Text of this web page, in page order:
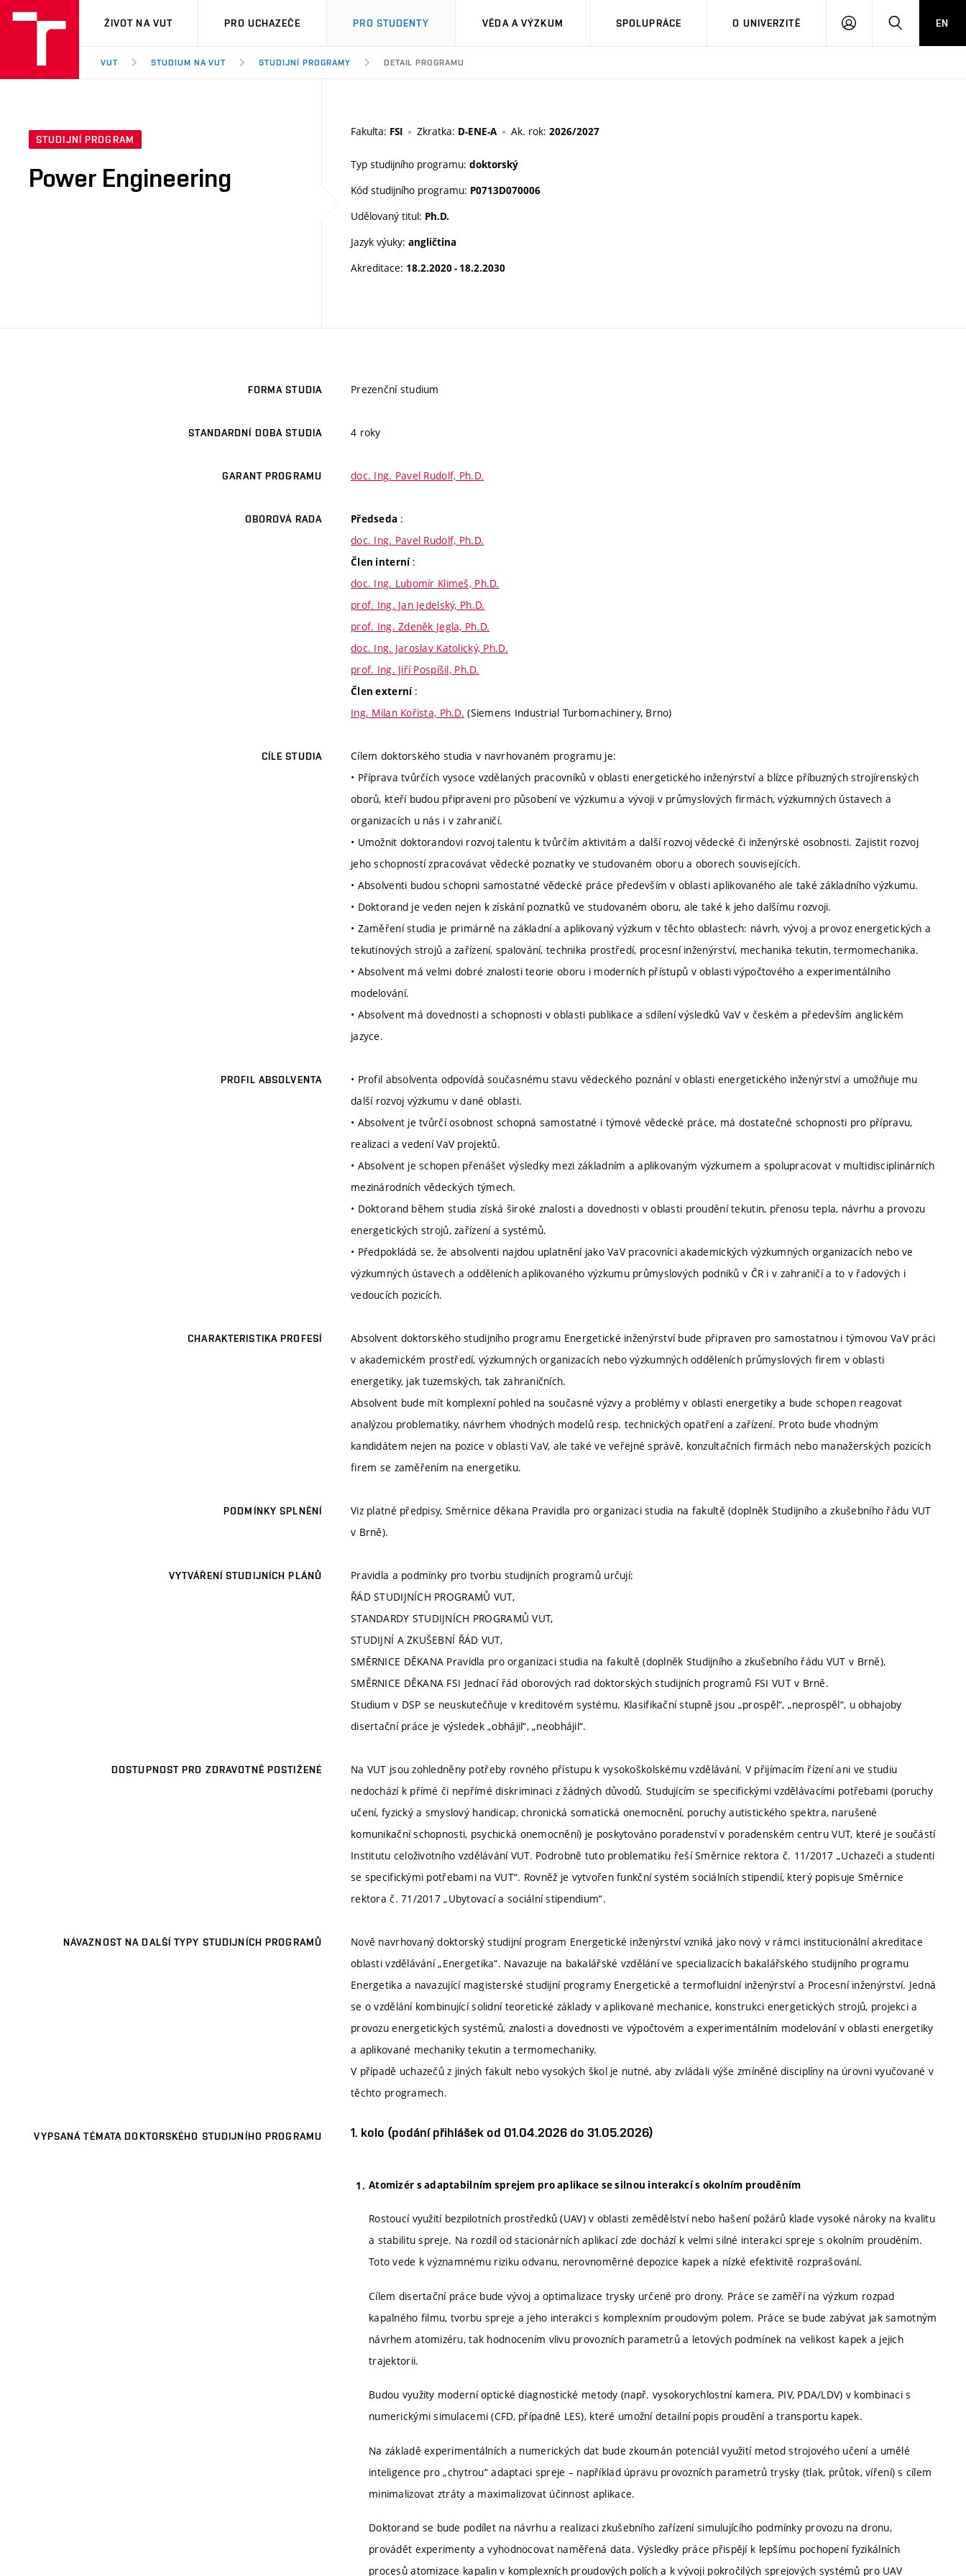
VUT
ŽIVOT NA VUT PRO UCHAZEČE PRO STUDENTY VĚDA A VÝZKUM SPOLUPRÁCE O UNIVERZITĚ
PŘIHLÁSIT HLEDATEN
VUT STUDIUM NA VUT STUDIJNÍ PROGRAMY DETAIL PROGRAMU
STUDIJNÍ PROGRAM
Power Engineering
Fakulta: FSI Zkratka: D-ENE-A Ak. rok: 2026/2027
Typ studijního programu: doktorský
Kód studijního programu: P0713D070006
Udělovaný titul: Ph.D.
Jazyk výuky: angličtina
Akreditace: 18.2.2020 - 18.2.2030
FORMA STUDIA Prezenční studium
STANDARDNÍ DOBA STUDIA 4 roky
GARANT PROGRAMU doc. Ing. Pavel Rudolf, Ph.D.
OBOROVÁ RADA Předseda :
doc. Ing. Pavel Rudolf, Ph.D.
Člen interní :
doc. Ing. Lubomír Klimeš, Ph.D.
prof. Ing. Jan Jedelský, Ph.D.
prof. Ing. Zdeněk Jegla, Ph.D.
doc. Ing. Jaroslav Katolický, Ph.D.
prof. Ing. Jiří Pospíšil, Ph.D.
Člen externí :
Ing. Milan Kořista, Ph.D. (Siemens Industrial Turbomachinery, Brno)
CÍLE STUDIA
Cílem doktorského studia v navrhovaném programu je:
• Příprava tvůrčích vysoce vzdělaných pracovníků v oblasti energetického inženýrství a blízce příbuzných strojírenských
oborů, kteří budou připraveni pro působení ve výzkumu a vývoji v průmyslových firmách, výzkumných ústavech a
organizacích u nás i v zahraničí.
• Umožnit doktorandovi rozvoj talentu k tvůrčím aktivitám a další rozvoj vědecké či inženýrské osobnosti. Zajistit rozvoj
jeho schopností zpracovávat vědecké poznatky ve studovaném oboru a oborech souvisejících.
• Absolventi budou schopni samostatné vědecké práce především v oblasti aplikovaného ale také základního výzkumu.
• Doktorand je veden nejen k získání poznatků ve studovaném oboru, ale také k jeho dalšímu rozvoji.
• Zaměření studia je primárně na základní a aplikovaný výzkum v těchto oblastech: návrh, vývoj a provoz energetických a
tekutinových strojů a zařízení, spalování, technika prostředí, procesní inženýrství, mechanika tekutin, termomechanika.
• Absolvent má velmi dobré znalosti teorie oboru i moderních přístupů v oblasti výpočtového a experimentálního
modelování.
• Absolvent má dovednosti a schopnosti v oblasti publikace a sdílení výsledků VaV v českém a především anglickém
jazyce.
PROFIL ABSOLVENTA
• Profil absolventa odpovídá současnému stavu vědeckého poznání v oblasti energetického inženýrství a umožňuje mu
další rozvoj výzkumu v dané oblasti.
• Absolvent je tvůrčí osobnost schopná samostatné i týmové vědecké práce, má dostatečné schopnosti pro přípravu,
realizaci a vedení VaV projektů.
• Absolvent je schopen přenášet výsledky mezi základním a aplikovaným výzkumem a spolupracovat v multidisciplinárních
mezinárodních vědeckých týmech.
• Doktorand během studia získá široké znalosti a dovednosti v oblasti proudění tekutin, přenosu tepla, návrhu a provozu
energetických strojů, zařízení a systémů.
• Předpokládá se, že absolventi najdou uplatnění jako VaV pracovníci akademických výzkumných organizacích nebo ve
výzkumných ústavech a odděleních aplikovaného výzkumu průmyslových podniků v ČR i v zahraničí a to v řadových i
vedoucích pozicích.
CHARAKTERISTIKA PROFESÍ
Absolvent doktorského studijního programu Energetické inženýrství bude připraven pro samostatnou i týmovou VaV práci
v akademickém prostředí, výzkumných organizacích nebo výzkumných odděleních průmyslových firem v oblasti
energetiky, jak tuzemských, tak zahraničních.
Absolvent bude mít komplexní pohled na současné výzvy a problémy v oblasti energetiky a bude schopen reagovat
analýzou problematiky, návrhem vhodných modelů resp. technických opatření a zařízení. Proto bude vhodným
kandidátem nejen na pozice v oblasti VaV, ale také ve veřejné správě, konzultačních firmách nebo manažerských pozicích
firem se zaměřením na energetiku.
PODMÍNKY SPLNĚNÍ
Viz platné předpisy, Směrnice děkana Pravidla pro organizaci studia na fakultě (doplněk Studijního a zkušebního řádu VUT
v Brně).
VYTVÁŘENÍ STUDIJNÍCH PLÁNŮ
Pravidla a podmínky pro tvorbu studijních programů určují:
ŘÁD STUDIJNÍCH PROGRAMŮ VUT,
STANDARDY STUDIJNÍCH PROGRAMŮ VUT,
STUDIJNÍ A ZKUŠEBNÍ ŘÁD VUT,
SMĚRNICE DĚKANA Pravidla pro organizaci studia na fakultě (doplněk Studijního a zkušebního řádu VUT v Brně),
SMĚRNICE DĚKANA FSI Jednací řád oborových rad doktorských studijních programů FSI VUT v Brně.
Studium v DSP se neuskutečňuje v kreditovém systému. Klasifikační stupně jsou „prospěl“, „neprospěl“, u obhajoby
disertační práce je výsledek „obhájil“, „neobhájil“.
DOSTUPNOST PRO ZDRAVOTNĚ POSTIŽENÉ
Na VUT jsou zohledněny potřeby rovného přístupu k vysokoškolskému vzdělávání. V přijímacím řízení ani ve studiu
nedochází k přímé či nepřímé diskriminaci z žádných důvodů. Studujícím se specifickými vzdělávacími potřebami (poruchy
učení, fyzický a smyslový handicap, chronická somatická onemocnění, poruchy autistického spektra, narušené
komunikační schopnosti, psychická onemocnění) je poskytováno poradenství v poradenském centru VUT, které je součástí
Institutu celoživotního vzdělávání VUT. Podrobně tuto problematiku řeší Směrnice rektora č. 11/2017 „Uchazeči a studenti
se specifickými potřebami na VUT“. Rovněž je vytvořen funkční systém sociálních stipendií, který popisuje Směrnice
rektora č. 71/2017 „Ubytovací a sociální stipendium“.
NÁVAZNOST NA DALŠÍ TYPY STUDIJNÍCH PROGRAMŮ
Nově navrhovaný doktorský studijní program Energetické inženýrství vzniká jako nový v rámci institucionální akreditace
oblasti vzdělávání „Energetika“. Navazuje na bakalářské vzdělání ve specializacích bakalářského studijního programu
Energetika a navazující magisterské studijní programy Energetické a termofluidní inženýrství a Procesní inženýrství. Jedná
se o vzdělání kombinující solidní teoretické základy v aplikované mechanice, konstrukci energetických strojů, projekci a
provozu energetických systémů, znalosti a dovednosti ve výpočtovém a experimentálním modelování v oblasti energetiky
a aplikované mechaniky tekutin a termomechaniky.
V případě uchazečů z jiných fakult nebo vysokých škol je nutné, aby zvládali výše zmíněné disciplíny na úrovni vyučované v
těchto programech.
VYPSANÁ TÉMATA DOKTORSKÉHO STUDIJNÍHO PROGRAMU 1. kolo (podání přihlášek od 01.04.2026 do 31.05.2026)
Atomizér s adaptabilním sprejem pro aplikace se silnou interakcí s okolním prouděním
Rostoucí využití bezpilotních prostředků (UAV) v oblasti zemědělství nebo hašení požárů klade vysoké nároky na kvalitu
a stabilitu spreje. Na rozdíl od stacionárních aplikací zde dochází k velmi silné interakci spreje s okolním prouděním.
Toto vede k významnému riziku odvanu, nerovnoměrné depozice kapek a nízké efektivitě rozprašování.
Cílem disertační práce bude vývoj a optimalizace trysky určené pro drony. Práce se zaměří na výzkum rozpad
kapalného filmu, tvorbu spreje a jeho interakci s komplexním proudovým polem. Práce se bude zabývat jak samotným
návrhem atomizéru, tak hodnocením vlivu provozních parametrů a letových podmínek na velikost kapek a jejich
trajektorii.
Budou využity moderní optické diagnostické metody (např. vysokorychlostní kamera, PIV, PDA/LDV) v kombinaci s
numerickými simulacemi (CFD, případně LES), které umožní detailní popis proudění a transportu kapek.
Na základě experimentálních a numerických dat bude zkoumán potenciál využití metod strojového učení a umělé
inteligence pro „chytrou“ adaptaci spreje – například úpravu provozních parametrů trysky (tlak, průtok, víření) s cílem
minimalizovat ztráty a maximalizovat účinnost aplikace.
Doktorand se bude podílet na návrhu a realizaci zkušebního zařízení simulujícího podmínky provozu na dronu,
provádět experimenty a vyhodnocovat naměřená data. Výsledky práce přispějí k lepšímu pochopení fyzikálních
procesů atomizace kapalin v komplexních proudových polích a k vývoji pokročilých sprejových systémů pro UAV